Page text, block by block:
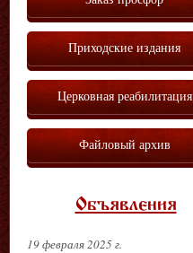
Приходские издания
Церковная реабилитация
Файловый архив
Объявления
19 февраля 2025 г.